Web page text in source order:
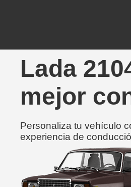
Lada
mejor
Personaliza tu vehículo
experiencia de